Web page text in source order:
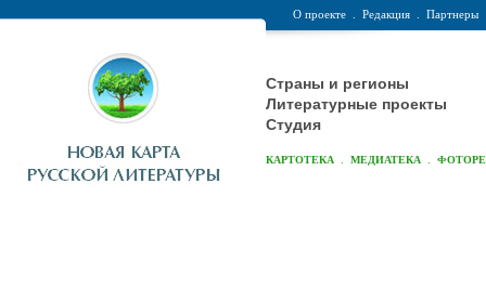
О проекте Редакция Партнеры
Страны и регионы
Литературные проекты
Студия
КАРТОТЕКА МЕДИАТЕКА